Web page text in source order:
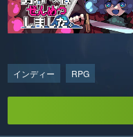
インディー RPG